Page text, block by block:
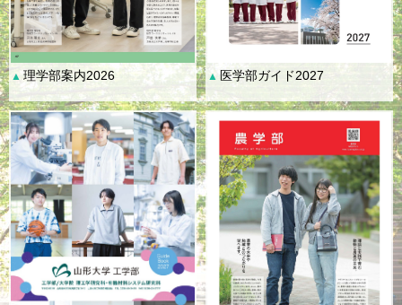
▲理学部案内2026 ▲ 医学部ガイド2027